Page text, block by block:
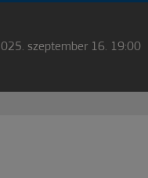
szeptember 16. 19:00